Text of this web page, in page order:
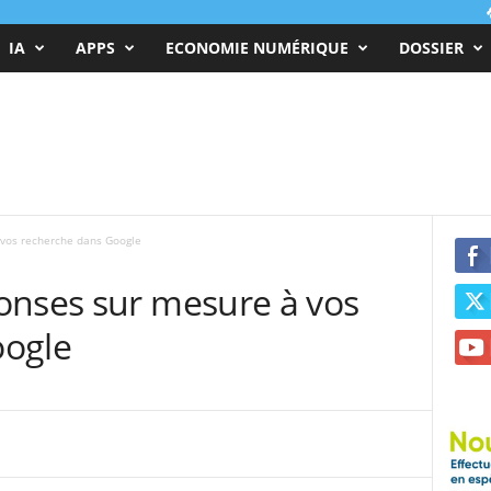
IA APPS ECONOMIE NUMÉRIQUE DOSSIER
recherche dans Google
sur mesure à vos